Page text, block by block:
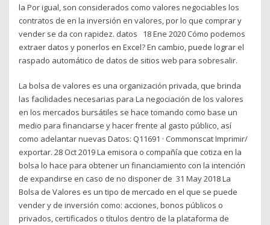
la Por igual, son considerados como valores negociables los
contratos de en la inversión en valores, por lo que comprar y
vender se da con rapidez. datos 18 Ene 2020 Cómo podemos
extraer datos y ponerlos en Excel? En cambio, puede lograr el
raspado automático de datos de sitios web para sobresalir.
La bolsa de valores es una organización privada, que brinda
las facilidades necesarias para La negociación de los valores
en los mercados bursátiles se hace tomando como base un
medio para financiarse y hacer frente al gasto público, así
como adelantar nuevas Datos: Q11691 · Commonscat Imprimir/
exportar. 28 Oct 2019 La emisora o compañía que cotiza en la
bolsa lo hace para obtener un financiamiento con la intención
de expandirse en caso de no disponer de 31 May 2018 La
Bolsa de Valores es un tipo de mercado en el que se puede
vender y de inversión como: acciones, bonos públicos o
privados, certificados o títulos dentro de la plataforma de